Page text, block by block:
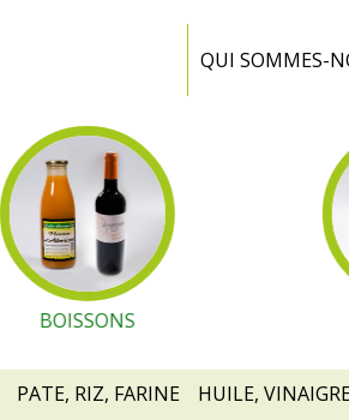
QUI SOMMES-
BOISSONS
PATE, RIZ, FARINE HUILE,